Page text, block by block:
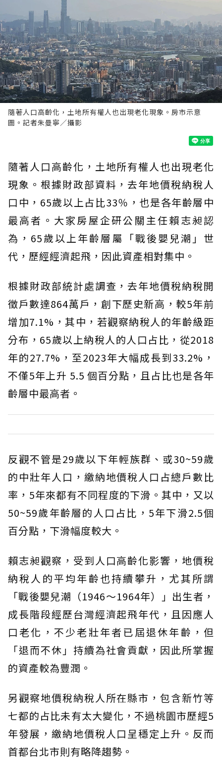
隨著人口高齡化，土地所有權人也出現老化現象。房市示意
圖。記者朱曼寧／攝影
隨著人口高齡化，土地所有權人也出現老化
現象。根據財政部資料，去年地價稅納稅人
口中，65歲以上占比33％，也是各年齡層中
最高者。大家房屋企研公關主任賴志昶認
為，65歲以上年齡層屬「戰後嬰兒潮」世
代，歷經經濟起飛，因此資產相對集中。
根據財政部統計處調查，去年地價稅納稅開
徵戶數達864萬戶，創下歷史新高，較5年前
增加7.1%，其中，若觀察納稅人的年齡級距
分布，65歲以上納稅人的人口占比，從2018
年的27.7%，至2023年大幅成長到33.2%，
不僅5年上升 5.5 個百分點，且占比也是各年
齡層中最高者。
反觀不管是29歲以下年輕族群、或30~59歲
的中壯年人口，繳納地價稅人口占總戶數比
率，5年來都有不同程度的下滑。其中，又以
50~59歲年齡層的人口占比，5年下滑2.5個
百分點，下滑幅度較大。
賴志昶觀察，受到人口高齡化影響，地價稅
納稅人的平均年齡也持續攀升，尤其所謂
「戰後嬰兒潮（1946～1964年）」出生者，
成長階段經歷台灣經濟起飛年代，且因應人
口老化，不少老壯年者已屆退休年齡，但
「退而不休」持續為社會貢獻，因此所掌握
的資產較為豐潤。
另觀察地價稅納稅人所在縣市，包含新竹等
七都的占比未有太大變化，不過桃園市歷經5
年發展，繳納地價稅人口呈穩定上升。反而
首都台北市則有略降趨勢。